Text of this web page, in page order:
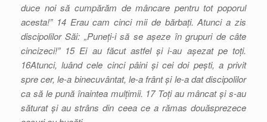
duce noi să cumpărăm de mâncare pentru tot poporul
acesta!” 14 Erau cam cinci mii de bărbați. Atunci a zis
discipolilor Săi: „Puneți-i să se așeze în grupuri de câte
cincizeci!” 15 Ei au făcut astfel și i-au așezat pe toți.
16Atunci, luând cele cinci pâini și cei doi pești, a privit
spre cer, le-a binecuvântat, le-a frânt și le-a dat discipolilor
ca să le pună înaintea mulțimii. 17 Toți au mâncat și s-au
săturat și au strâns din ceea ce a rămas douăsprezece